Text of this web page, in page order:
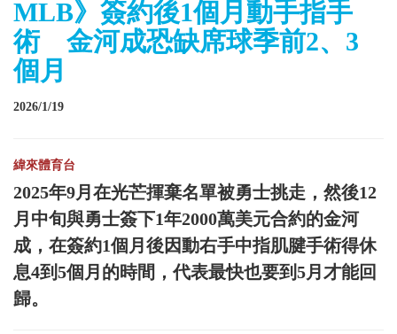
MLB》簽約後1個月動手指手
術 金河成恐缺席球季前2、3
個月
2026/1/19
緯來體育台
2025年9月在光芒揮棄名單被勇士挑走，然後12
月中旬與勇士簽下1年2000萬美元合約的金河
成，在簽約1個月後因動右手中指肌腱手術得休
息4到5個月的時間，代表最快也要到5月才能回
歸。